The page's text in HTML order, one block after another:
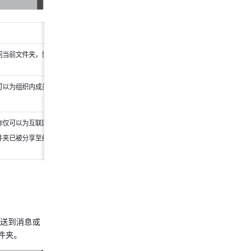
前文件夹，协作者权限需要在协作
为组织内成员授予阅读权限或编辑
可以为互联网用户授予阅读权限。
已被分享至组织外部，文件夹名称
到消息或
。